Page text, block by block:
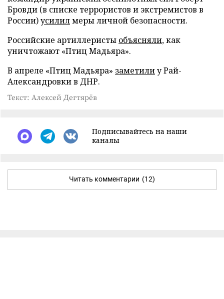
Бровди (в списке террористов и экстремистов в
России)усилилмеры личной безопасности.
Российские артиллеристы объясняли, как
уничтожают «Птиц Мадьяра».
В апреле «Птиц Мадьяра» заметилиу Рай-
Александровки в ДНР.
Текст: Алексей Дегтярёв
Подписывайтесь на наши
каналы
Читать комментарии (12)